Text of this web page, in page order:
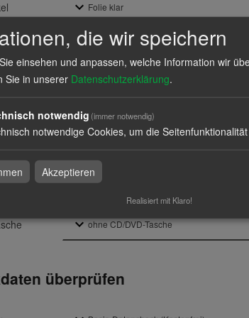
in
überprüfen
die wir speichern
einsehen und anpassen, welche Information wir
Sie in unserer Datenschutzerklärung.
notwendig (immer notwendig)
notwendige Cookies, um die
Akzeptieren
Realisiert mit Klaro!